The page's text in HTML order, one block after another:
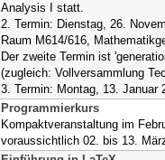
Analysis I statt.
2. Termin: Dienstag, 26.
Raum M614/616,
Der zweite Termin ist
(zugleich: Vollversammlung
3. Termin: Montag, 13. Januar
Programmierkurs
Kompaktveranstaltung im
voraussichtlich 02. bis 13.